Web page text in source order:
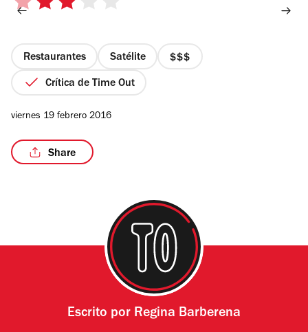
3
estrellas
Restaurantes Satélite
precio
Crítica de Time Out
viernes 19 febrero 2016
Share
Escrito por Regina Barberena